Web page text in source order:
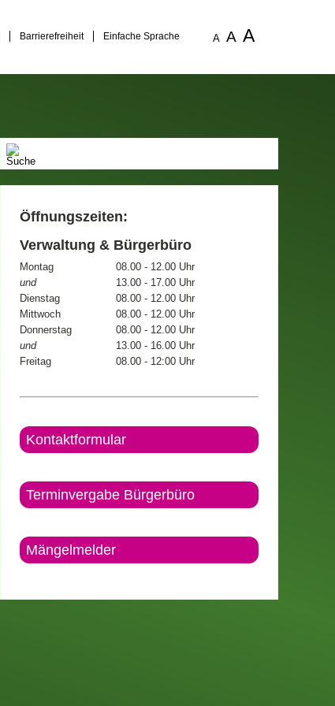
Barrierefreiheit Einfache Sprache A A A
Öffnungszeiten:
Verwaltung & Bürgerbüro
Montag
08.00 - 12.00 Uhr
und
13.00 - 17.00 Uhr
Dienstag
08.00 - 12.00 Uhr
Mittwoch
08.00 - 12.00 Uhr
Donnerstag
08.00 - 12.00 Uhr
und
13.00 - 16.00 Uhr
Freitag
08.00 - 12:00 Uhr
Kontaktformular
Terminvergabe Bürgerbüro
Mängelmelder